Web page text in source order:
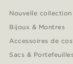
Nouvelle collection
Bijoux & Montres
Accessoires de
Sacs &